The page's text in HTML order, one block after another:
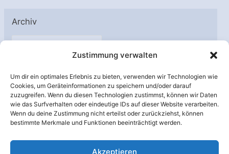
Zustimmung verwalten
Um dir ein optimales Erlebnis zu bieten, verwenden wir Technologien wie
Cookies, um Geräteinformationen zu speichern und/oder darauf
zuzugreifen. Wenn du diesen Technologien zustimmst, können wir Daten
wie das Surfverhalten oder eindeutige IDs auf dieser Website verarbeiten.
Wenn du deine Zustimmung nicht erteilst oder zurückziehst, können
bestimmte Merkmale und Funktionen beeinträchtigt werden.
Akzeptieren
Archiv
A
h
i
v
Unterstützt von: